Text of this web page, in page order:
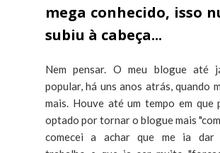
mega conhecido, isso
subiu à cabeça...
Nem pensar. O meu blogue até
popular, há uns anos atrás, quando
mais. Houve até um tempo em que
optado por tornar o blogue mais
comecei a achar que me ia dar